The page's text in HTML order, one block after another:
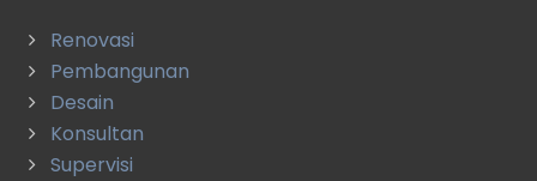
Renovasi
Pembangunan
Desain
Konsultan
Supervisi